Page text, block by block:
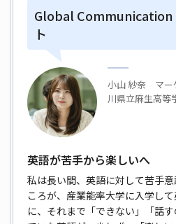
Global Communication
ト
小山 紗奈 マー
川県立麻生高等
英語が苦手から楽しいへ
私は長い間、英語に対して苦手
ころが、産業能率大学に入学し
に、それまで「できない」「話